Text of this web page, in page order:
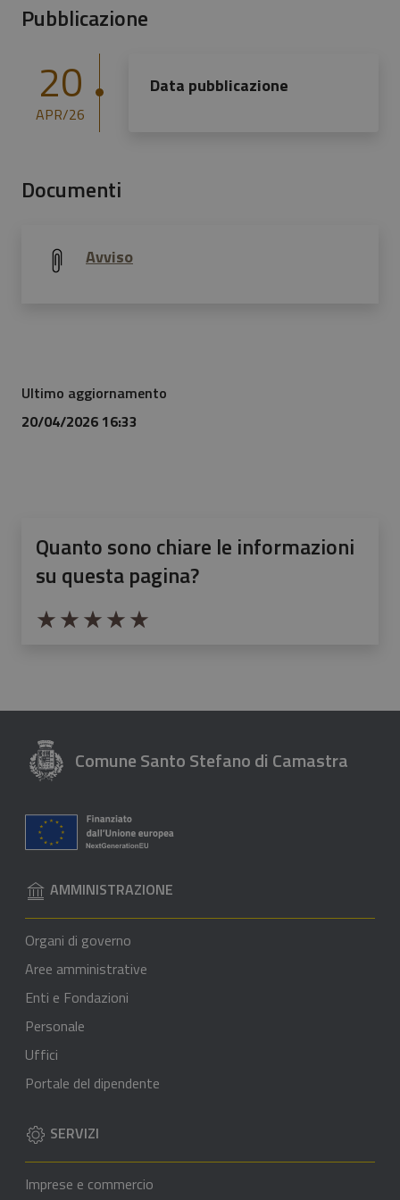
Pubblicazione
20
APR/26
Data pubblicazione
Documenti
Avviso
Ultimo aggiornamento
20/04/2026 16:33
Quanto sono chiare le informazioni
su questa pagina?
Valuta da 1 a 5 stelle la pagina
Comune Santo Stefano di Camastra
AMMINISTRAZIONE
Organi di governo
Aree amministrative
Enti e Fondazioni
Personale
Uffici
Portale del dipendente
SERVIZI
Imprese e commercio